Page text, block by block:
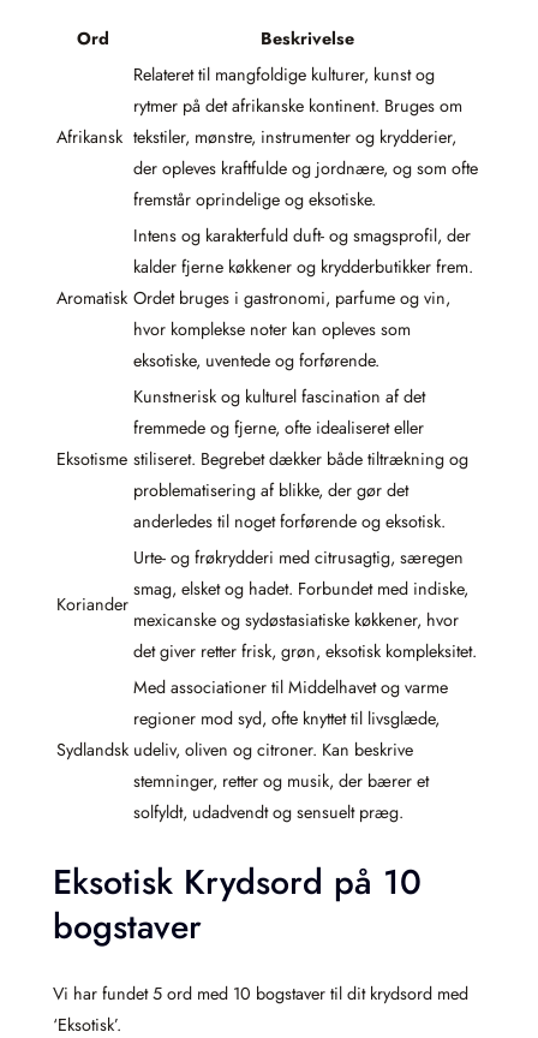
Ord Beskrivelse
Afrikansk
Relateret til mangfoldige kulturer, kunst og
rytmer på det afrikanske kontinent. Bruges om
tekstiler, mønstre, instrumenter og krydderier,
der opleves kraftfulde og jordnære, og som ofte
fremstår oprindelige og eksotiske.
Aromatisk
Intens og karakterfuld duft- og smagsprofil, der
kalder fjerne køkkener og krydderbutikker frem.
Ordet bruges i gastronomi, parfume og vin,
hvor komplekse noter kan opleves som
eksotiske, uventede og forførende.
Eksotisme
Kunstnerisk og kulturel fascination af det
fremmede og fjerne, ofte idealiseret eller
stiliseret. Begrebet dækker både tiltrækning og
problematisering af blikke, der gør det
anderledes til noget forførende og eksotisk.
Koriander
Urte- og frøkrydderi med citrusagtig, særegen
smag, elsket og hadet. Forbundet med indiske,
mexicanske og sydøstasiatiske køkkener, hvor
det giver retter frisk, grøn, eksotisk kompleksitet.
Sydlandsk
Med associationer til Middelhavet og varme
regioner mod syd, ofte knyttet til livsglæde,
udeliv, oliven og citroner. Kan beskrive
stemninger, retter og musik, der bærer et
solfyldt, udadvendt og sensuelt præg.
Eksotisk Krydsord på 10
bogstaver
Vi har fundet 5 ord med 10 bogstaver til dit krydsord med
‘Eksotisk’.